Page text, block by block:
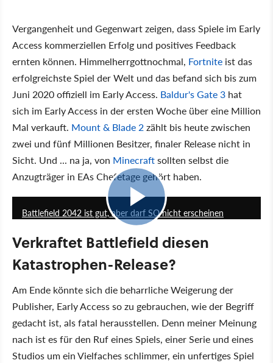
Vergangenheit und Gegenwart zeigen, dass Spiele im Early
Access kommerziellen Erfolg und positives Feedback
ernten können. Himmelherrgottnochmal, Fortnite ist das
erfolgreichste Spiel der Welt und das befand sich bis zum
Juni 2020 offiziell im Early Access. Baldur's Gate 3 hat
sich im Early Access in der ersten Woche über eine Million
Mal verkauft. Mount & Blade 2zählt bis heute zwischen
zwei und fünf Millionen Besitzer, finaler Release nicht in
Sicht. Und ... na ja, von Minecraftsollten selbst die
Anzugträger in EAs Chefetage gehört haben.
Battlefield 2042 ist gut, aber darf SO nicht erscheinen
Verkraftet Battlefield diesen
Katastrophen-Release?
Am Ende könnte sich die beharrliche Weigerung der
Publisher, Early Access so zu gebrauchen, wie der Begriff
gedacht ist, als fatal herausstellen. Denn meiner Meinung
nach ist es für den Ruf eines Spiels, einer Serie und eines
Studios um ein Vielfaches schlimmer, ein unfertiges Spiel